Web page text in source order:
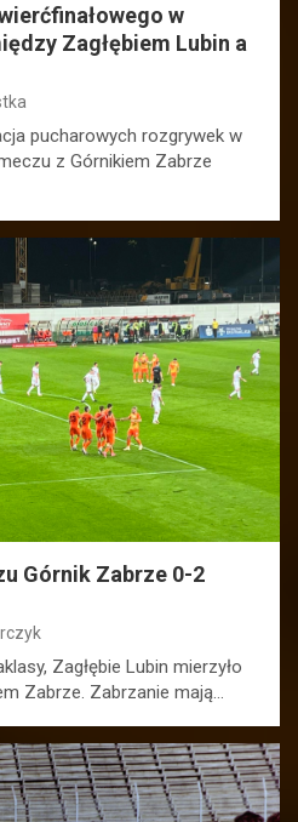
w
Zagłębiem Lubin a
pucharowych rozgrywek w
z Górnikiem Zabrze
Górnik Zabrze 0-2
Zagłębie Lubin mierzyło
Zabrze. Zabrzanie mają…